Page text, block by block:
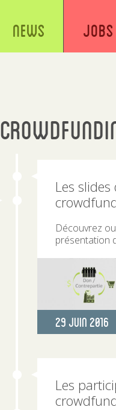
News Jobs
Les slides
Découvrez
présentation
Publié
29 Juin 2016
Les